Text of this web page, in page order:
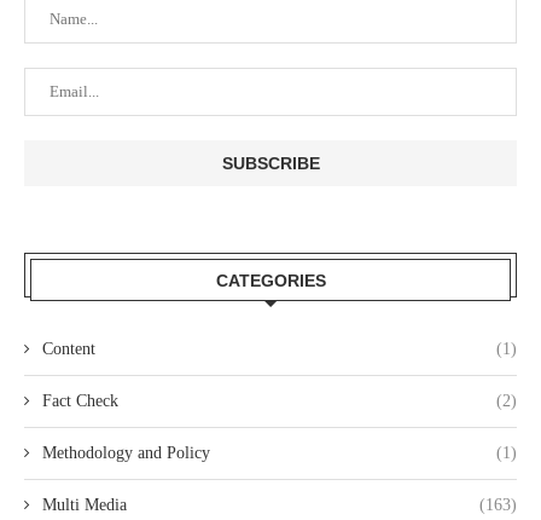
CATEGORIES
Content (1)
Fact Check (2)
Methodology and Policy (1)
Multi Media (163)